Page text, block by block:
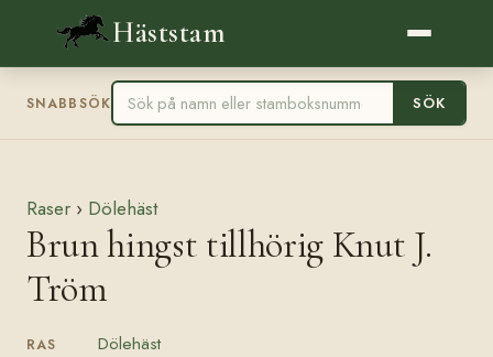
Häststam
SNABBSÖK SÖK
Raser › Dölehäst
Brun hingst tillhörig Knut J.
Tröm
RAS Dölehäst